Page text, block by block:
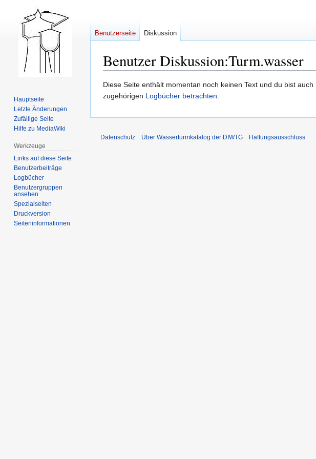
Benutzer Diskussion:Turm.wasser
Zur
Navigation
Zur
Suche
Diese Seite enthält momentan noch keinen Text und du bist
zugehörigen Logbücher betrachten.
Benutzerseite Diskussion
Hauptseite
Letzte Änderungen
Zufällige Seite
Hilfe zu MediaWiki
Werkzeuge
Links auf diese Seite
Benutzerbeiträge
Logbücher
Benutzergruppen
ansehen
Spezialseiten
Druckversion
Seiten­­informationen
Datenschutz Über Wasserturmkatalog der DIWTG Haftungsausschluss